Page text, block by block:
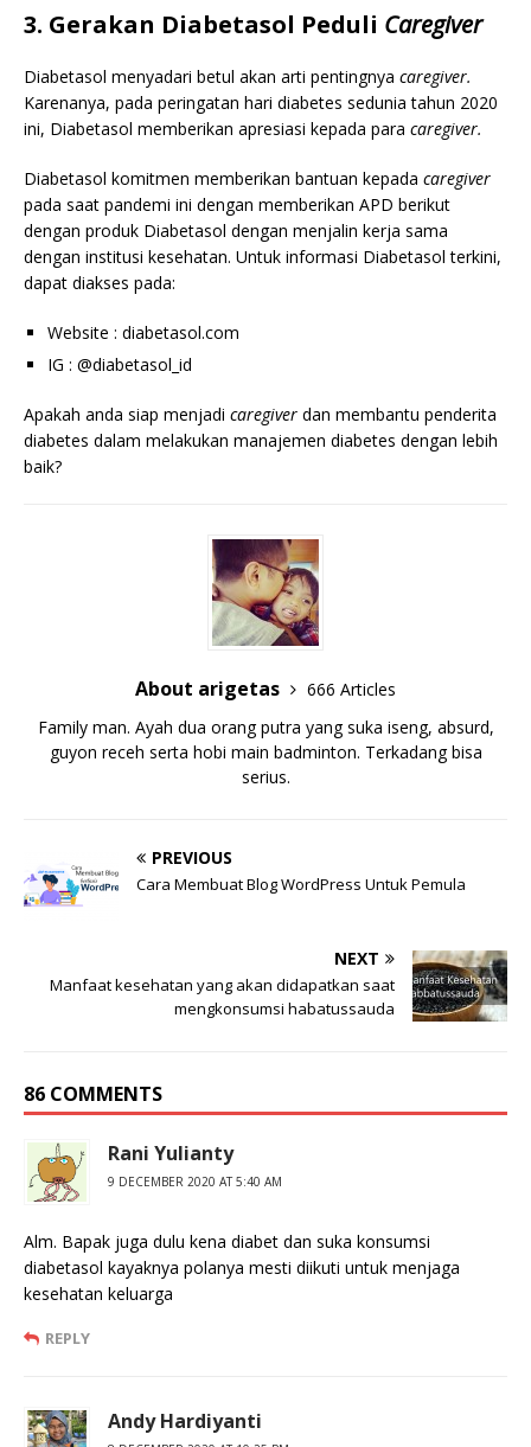
3. Gerakan Diabetasol Peduli Caregiver
Diabetasol menyadari betul akan arti pentingnya caregiver.
Karenanya, pada peringatan hari diabetes sedunia tahun 2020
ini, Diabetasol memberikan apresiasi kepada para caregiver.
Diabetasol komitmen memberikan bantuan kepada caregiver
pada saat pandemi ini dengan memberikan APD berikut
dengan produk Diabetasol dengan menjalin kerja sama
dengan institusi kesehatan. Untuk informasi Diabetasol terkini,
dapat diakses pada:
Website : diabetasol.com
IG : @diabetasol_id
Apakah anda siap menjadi caregiver dan membantu penderita
diabetes dalam melakukan manajemen diabetes dengan lebih
baik?
About arigetas
666 Articles
Family man. Ayah dua orang putra yang suka iseng, absurd,
guyon receh serta hobi main badminton. Terkadang bisa
serius.
PREVIOUS
Cara Membuat Blog WordPress Untuk Pemula
NEXT
Manfaat kesehatan yang akan didapatkan saat
mengkonsumsi habatussauda
86 COMMENTS
Rani Yulianty
9 DECEMBER 2020 AT 5:40 AM
Alm. Bapak juga dulu kena diabet dan suka konsumsi
diabetasol kayaknya polanya mesti diikuti untuk menjaga
kesehatan keluarga
REPLY
Andy Hardiyanti